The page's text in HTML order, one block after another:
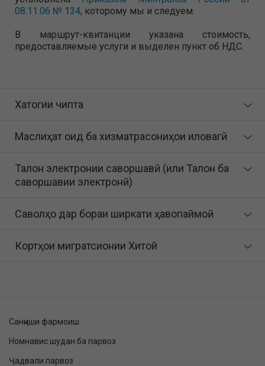
08.11.06 № 134, которому мы и следуем.
В маршрут-квитанции указана стоимость,
предоставляемые услуги и выделен пункт об НДС.
Хатогии чипта
Маслиҳат оид ба хизматрасониҳои иловагӣ
Талон электронии саворшавӣ (или Талон ба
саворшавии электронӣ)
Саволҳо дар бораи ширкати ҳавопаймоӣ
Кортҳои мигратсионии Хитой
Санҷиши фармоиш
Номнавис шудан ба парвоз
Ҷадвали парвоз